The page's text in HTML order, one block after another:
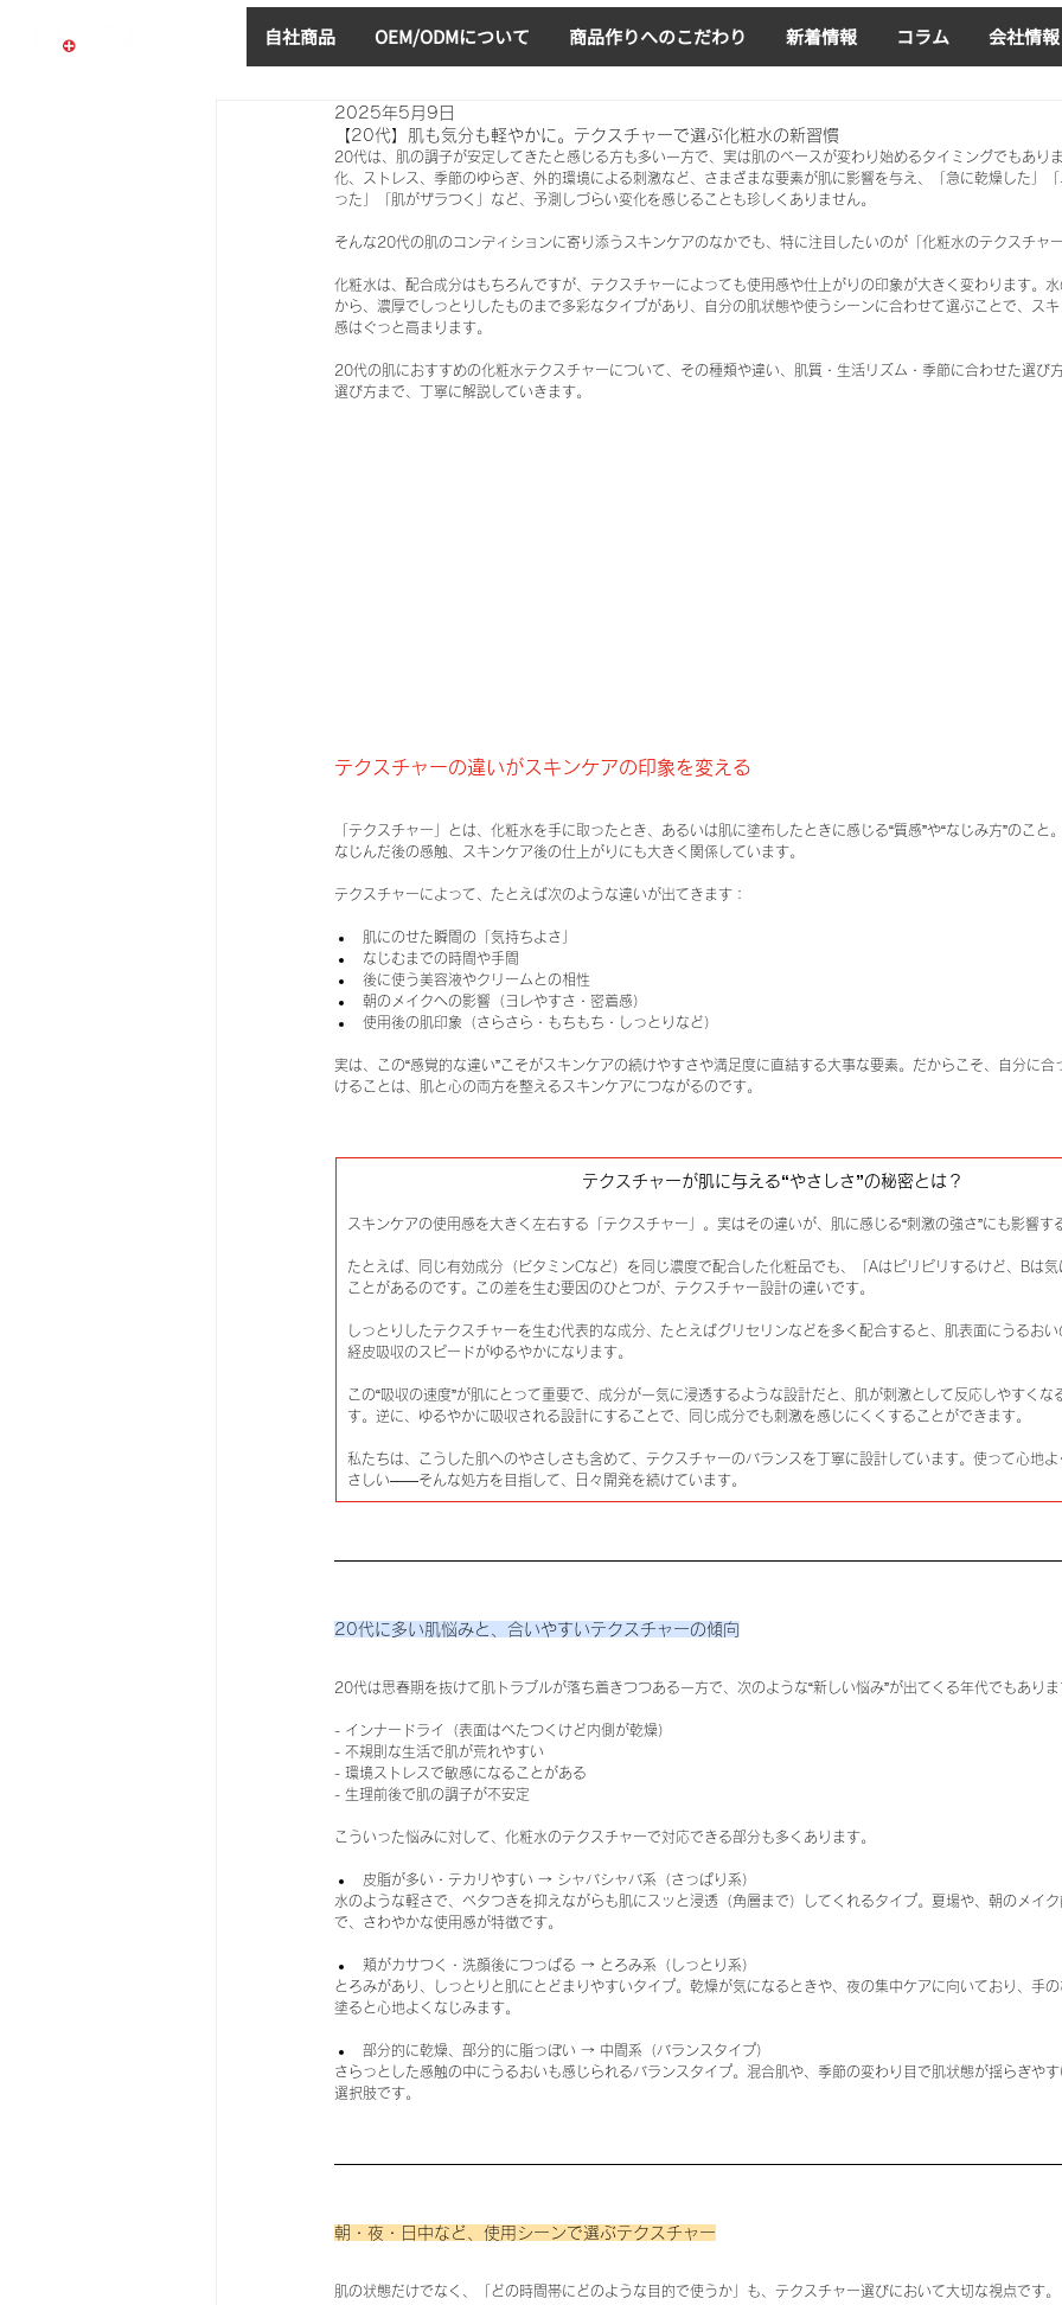
自社商品 OEM/ODMについて 商品作りへのこだわり 新着情報 コラム 会社情報
【20代】肌も気分も軽やかに。テクスチャーで選ぶ化粧水の新習慣
2025年5月9日
20代は、肌の調子が安定してきたと感じる方も多い一方で、実は肌のベースが変わり始めるタイミングでもあり
化、ストレス、季節のゆらぎ、外的環境による刺激など、さまざまな要素が肌に影響を与え、「急に乾燥した」
った」「肌がザラつく」など、予測しづらい変化を感じることも珍しくありません。
そんな20代の肌のコンディションに寄り添うスキンケアのなかでも、特に注目したいのが「化粧水のテクスチャ
化粧水は、配合成分はもちろんですが、テクスチャーによっても使用感や仕上がりの印象が大きく変わります。
から、濃厚でしっとりしたものまで多彩なタイプがあり、自分の肌状態や使うシーンに合わせて選ぶことで、ス
感はぐっと高まります。
20代の肌におすすめの化粧水テクスチャーについて、その種類や違い、肌質・生活リズム・季節に合わせた選び
選び方まで、丁寧に解説していきます。
テクスチャーの違いがスキンケアの印象を変える
「テクスチャー」とは、化粧水を手に取ったとき、あるいは肌に塗布したときに感じる“質感”や“なじみ方”のこと
なじんだ後の感触、スキンケア後の仕上がりにも大きく関係しています。
テクスチャーによって、たとえば次のような違いが出てきます：
肌にのせた瞬間の「気持ちよさ」
なじむまでの時間や手間
後に使う美容液やクリームとの相性
朝のメイクへの影響（ヨレやすさ・密着感）
使用後の肌印象（さらさら・もちもち・しっとりなど）
実は、この“感覚的な違い”こそがスキンケアの続けやすさや満足度に直結する大事な要素。だからこそ、自分に合
けることは、肌と心の両方を整えるスキンケアにつながるのです。
テクスチャーが肌に与える“やさしさ”の秘密とは？
スキンケアの使用感を大きく左右する「テクスチャー」。実はその違いが、肌に感じる“刺激の強さ”にも影響す
たとえば、同じ有効成分（ビタミンCなど）を同じ濃度で配合した化粧品でも、「Aはピリピリするけど、Bは
ことがあるのです。この差を生む要因のひとつが、テクスチャー設計の違いです。
しっとりしたテクスチャーを生む代表的な成分、たとえばグリセリンなどを多く配合すると、肌表面にうるおい
経皮吸収のスピードがゆるやかになります。
この“吸収の速度”が肌にとって重要で、成分が一気に浸透するような設計だと、肌が刺激として反応しやすくな
す。逆に、ゆるやかに吸収される設計にすることで、同じ成分でも刺激を感じにくくすることができます。
私たちは、こうした肌へのやさしさも含めて、テクスチャーのバランスを丁寧に設計しています。使って心地
さしい——そんな処方を目指して、日々開発を続けています。
20代に多い肌悩みと、合いやすいテクスチャーの傾向
20代は思春期を抜けて肌トラブルが落ち着きつつある一方で、次のような“新しい悩み”が出てくる年代でもありま
- インナードライ（表面はべたつくけど内側が乾燥）
- 不規則な生活で肌が荒れやすい
- 環境ストレスで敏感になることがある
- 生理前後で肌の調子が不安定
こういった悩みに対して、化粧水のテクスチャーで対応できる部分も多くあります。
皮脂が多い・テカリやすい → シャバシャバ系（さっぱり系）
水のような軽さで、ベタつきを抑えながらも肌にスッと浸透（角層まで）してくれるタイプ。夏場や、朝のメイ
で、さわやかな使用感が特徴です。
頬がカサつく・洗顔後につっぱる → とろみ系（しっとり系）
とろみがあり、しっとりと肌にとどまりやすいタイプ。乾燥が気になるときや、夜の集中ケアに向いており、手
塗ると心地よくなじみます。
部分的に乾燥、部分的に脂っぽい → 中間系（バランスタイプ）
さらっとした感触の中にうるおいも感じられるバランスタイプ。混合肌や、季節の変わり目で肌状態が揺らぎや
選択肢です。
朝・夜・日中など、使用シーンで選ぶテクスチャー
肌の状態だけでなく、「どの時間帯にどのような目的で使うか」も、テクスチャー選びにおいて大切な視点です。